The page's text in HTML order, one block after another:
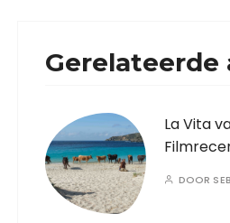
Gerelateerde
La Vita
DOOR